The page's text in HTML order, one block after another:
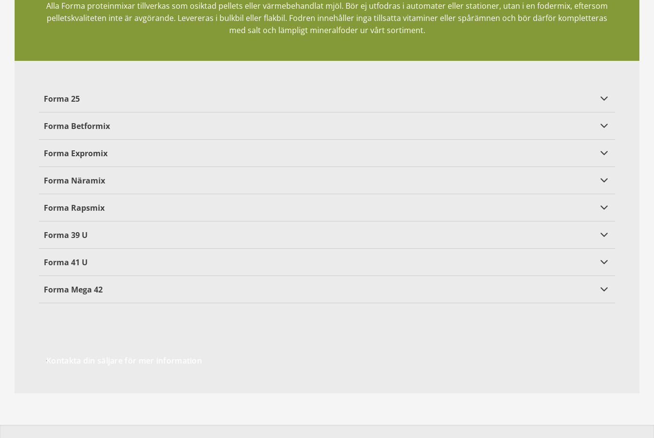
Alla Forma proteinmixar tillverkas som osiktad pellets eller värmebehandlat mjöl. Bör ej utfodras i automater eller stationer, utan i en fodermix, eftersom
pelletskvaliteten inte är avgörande. Levereras i bulkbil eller flakbil. Fodren innehåller inga tillsatta vitaminer eller spårämnen och bör därför kompletteras
med salt och lämpligt mineralfoder ur vårt sortiment.
Forma 25
Forma Betformix
Forma Expromix
Forma Näramix
Forma Rapsmix
Forma 39 U
Forma 41 U
Forma Mega 42
Kontakta din säljare för mer information